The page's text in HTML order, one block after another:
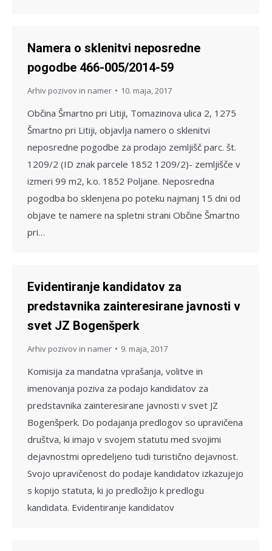
Namera o sklenitvi neposredne
pogodbe 466-005/2014-59
Arhiv pozivov in namer 10. maja, 2017
Občina Šmartno pri Litiji, Tomazinova ulica 2, 1275
Šmartno pri Litiji, objavlja namero o sklenitvi
neposredne pogodbe za prodajo zemljišč parc. št.
1209/2 (ID znak parcele 1852 1209/2)- zemljišče v
izmeri 99 m2, k.o. 1852 Poljane. Neposredna
pogodba bo sklenjena po poteku najmanj 15 dni od
objave te namere na spletni strani Občine Šmartno
pri…
Evidentiranje kandidatov za
predstavnika zainteresirane javnosti v
svet JZ Bogenšperk
Arhiv pozivov in namer 9. maja, 2017
Komisija za mandatna vprašanja, volitve in
imenovanja poziva za podajo kandidatov za
predstavnika zainteresirane javnosti v svet JZ
Bogenšperk. Do podajanja predlogov so upravičena
društva, ki imajo v svojem statutu med svojimi
dejavnostmi opredeljeno tudi turistično dejavnost.
Svojo upravičenost do podaje kandidatov izkazujejo
s kopijo statuta, ki jo predložijo k predlogu
kandidata. Evidentiranje kandidatov